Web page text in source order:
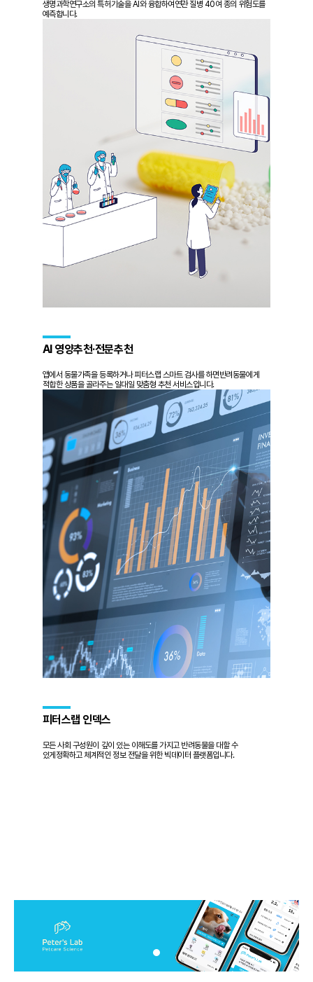
생명과학연구소의 특허기술을 AI와 융합하여 연관 질병 40여 종의 위험도를
예측합니다.
AI 영양추천·전문추천
앱에서 동물가족을 등록하거나 피터스랩 스마트 검사를 하면반려동물에게
적합한 상품을 골라주는 일대일 맞춤형 추천 서비스입니다.
피터스랩 인덱스
모든 사회 구성원이 깊이 있는 이해도를 가지고 반려동물을 대할 수
있게 정확하고 체계적인 정보 전달을 위한 빅데이터 플랫폼입니다.